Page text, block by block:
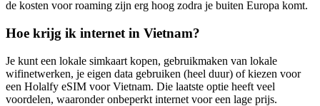
de kosten voor roaming zijn erg hoog zodra je buiten Europa komt.
Hoe krijg ik internet in Vietnam?
Je kunt een lokale simkaart kopen, gebruikmaken van lokale
wifinetwerken, je eigen data gebruiken (heel duur) of kiezen voor
een Holalfy eSIM voor Vietnam. Die laatste optie heeft veel
voordelen, waaronder onbeperkt internet voor een lage prijs.